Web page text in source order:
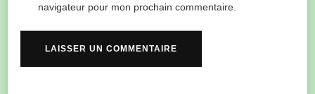
navigateur pour mon prochain commentaire.